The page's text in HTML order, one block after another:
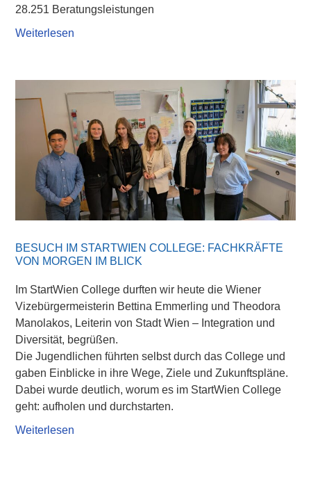
28.251 Beratungsleistungen
Weiterlesen
BESUCH IM STARTWIEN COLLEGE: FACHKRÄFTE
VON MORGEN IM BLICK
Im StartWien College durften wir heute die Wiener
Vizebürgermeisterin Bettina Emmerling und Theodora
Manolakos, Leiterin von Stadt Wien – Integration und
Diversität, begrüßen.
Die Jugendlichen führten selbst durch das College und
gaben Einblicke in ihre Wege, Ziele und Zukunftspläne.
Dabei wurde deutlich, worum es im StartWien College
geht: aufholen und durchstarten.
Weiterlesen